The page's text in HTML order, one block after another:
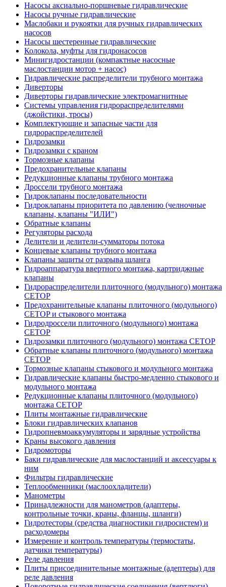
Насосы аксиально-поршневые гидравлические
Насосы ручные гидравлические
Маслобаки и рукоятки для ручных гидравлических
насосов
Насосы шестеренные гидравлические
Колокола, муфты для гидронасосов
Минигидростанции (компактные насосные
маслостанции мотор + насос)
Гидравлические распределители трубного монтажа
Диверторы
Диверторы гидравлические электромагнитные
Системы управления гидрораспределителями
(джойстики, тросы)
Комплектующие и запасные части для
гидрораспределителей
Гидрозамки
Гидрозамки с краном
Тормозные клапаны
Предохранительные клапаны
Редукционные клапаны трубного монтажа
Дроссели трубного монтажа
Гидроклапаны последовательности
Гидроклапаны приоритета по давлению (челночные
клапаны, клапаны "ИЛИ")
Обратные клапаны
Регуляторы расхода
Делители и делители-сумматоры потока
Концевые клапаны трубного монтажа
Клапаны защиты от разрыва шланга
Гидроаппаратура ввертного монтажа, картриджные
клапаны
Гидрораспределители плиточного (модульного) монтажa
CETOP
Предохранительные клапаны плиточного (модульного)
CETOP и стыкового монтажа
Гидродроссели плиточного (модульного) монтажа
CETOP
Гидрозамки плиточного (модульного) монтажа CETOP
Обратные клапаны плиточного (модульного) монтажа
CETOP
Тормозные клапаны стыкового и модульного монтажа
Гидравлические клапаны быстро-медленно стыкового и
модульного монтажа
Редукционные клапаны плиточного (модульного)
монтажа CETOP
Плиты монтажные гидравлические
Блоки гидравлических клапанов
Гидропневмоаккумуляторы и зарядные устройства
Краны высокого давления
Гидромоторы
Баки гидравлические для маслостанций и аксессуары к
ним
Фильтры гидравлические
Теплообменники (маслоохладители)
Манометры
Принадлежности для манометров (адаптеры,
контрольные точки, краны, фланцы, шланги)
Гидротесторы (средства диагностики гидросистем) и
расходомеры
Измерение и контроль температуры (термостаты,
датчики температуры)
Реле давления
Плиты присоединительные монтажные (адептеры) для
реле давления